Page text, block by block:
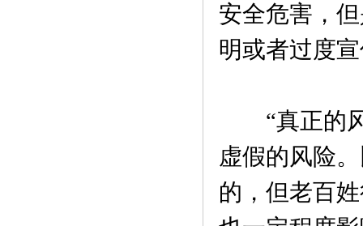
安全危害，
明或者过度
“真正的风
虚假的风险
的，但老百